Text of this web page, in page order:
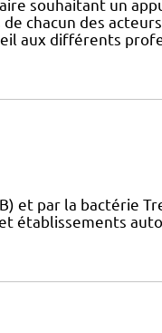
souhaitant un
chacun des
aux différents
et par la bactérie